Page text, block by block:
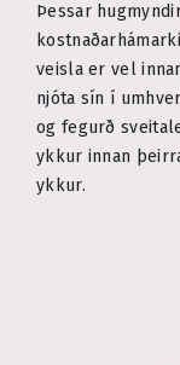
Þessar
veisla er vel
njóta sín í
og fegurð
ykkur innan
ykkur.